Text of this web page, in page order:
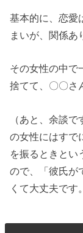
基本的に、恋愛
まいが、関係あ
その女性の中で
捨てて、〇〇さ
（あと、余談
の女性にはすで
を振るときとい
ので、「彼氏が
くて大丈夫です